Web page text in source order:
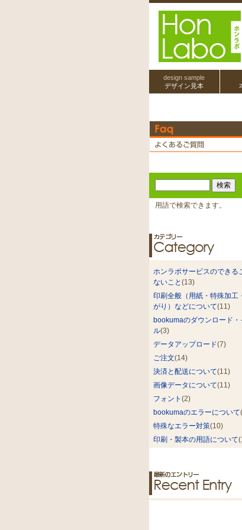
design sample
デザイン見本
用語で検索できます。
ホンラボサービスのできる
ないこと(13)
印刷全般（用紙・特殊加工
がり）などについて(11)
bookumaのダウンロード・
ル(3)
データアップロード(7)
ご注文(14)
決済と配送について(11)
画像データについて(11)
フォント (2)
bookumaのエラーについて
特殊なエラー対策(10)
印刷・製本の用語について